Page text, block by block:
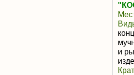
и